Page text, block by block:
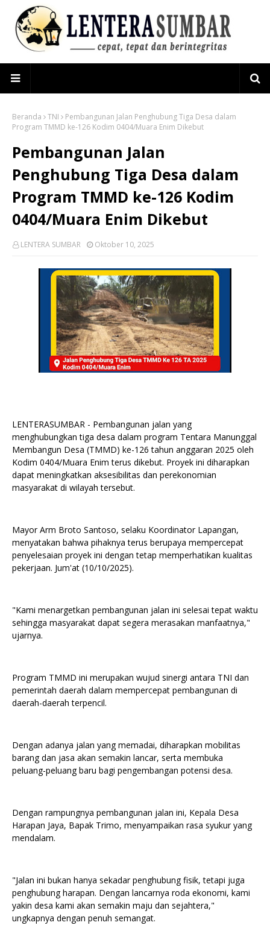
Beranda TNI
Pembangunan Jalan Penghubung Tiga Desa dalam
Program TMMD ke-126 Kodim 0404/Muara Enim Dikebut
Pembangunan Jalan
Penghubung Tiga Desa dalam
Program TMMD ke-126 Kodim
0404/Muara Enim Dikebut
LENTERA SUMBAR Oktober 10, 2025
LENTERASUMBAR - Pembangunan jalan yang
menghubungkan tiga desa dalam program Tentara Manunggal
Membangun Desa (TMMD) ke-126 tahun anggaran 2025 oleh
Kodim 0404/Muara Enim terus dikebut. Proyek ini diharapkan
dapat meningkatkan aksesibilitas dan perekonomian
masyarakat di wilayah tersebut.
Mayor Arm Broto Santoso, selaku Koordinator Lapangan,
menyatakan bahwa pihaknya terus berupaya mempercepat
penyelesaian proyek ini dengan tetap memperhatikan kualitas
pekerjaan. Jum'at (10/10/2025).
"Kami menargetkan pembangunan jalan ini selesai tepat waktu
sehingga masyarakat dapat segera merasakan manfaatnya,"
ujarnya.
Program TMMD ini merupakan wujud sinergi antara TNI dan
pemerintah daerah dalam mempercepat pembangunan di
daerah-daerah terpencil.
Dengan adanya jalan yang memadai, diharapkan mobilitas
barang dan jasa akan semakin lancar, serta membuka
peluang-peluang baru bagi pengembangan potensi desa.
Dengan rampungnya pembangunan jalan ini, Kepala Desa
Harapan Jaya, Bapak Trimo, menyampaikan rasa syukur yang
mendalam.
"Jalan ini bukan hanya sekadar penghubung fisik, tetapi juga
penghubung harapan. Dengan lancarnya roda ekonomi, kami
yakin desa kami akan semakin maju dan sejahtera,"
ungkapnya dengan penuh semangat.